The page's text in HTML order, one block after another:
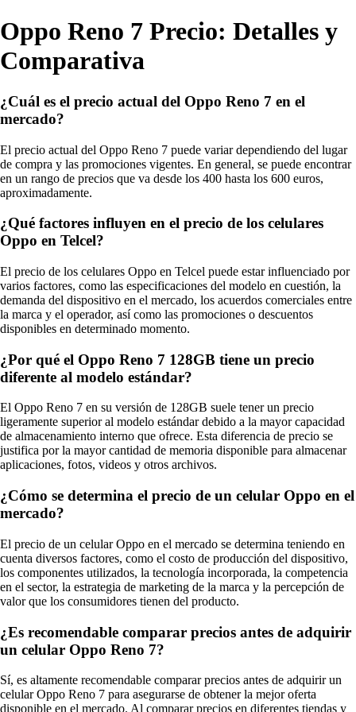
Oppo Reno 7 Precio: Detalles y
Comparativa
¿Cuál es el precio actual del Oppo Reno 7 en el
mercado?
El precio actual del Oppo Reno 7 puede variar dependiendo del lugar
de compra y las promociones vigentes. En general, se puede encontrar
en un rango de precios que va desde los 400 hasta los 600 euros,
aproximadamente.
¿Qué factores influyen en el precio de los celulares
Oppo en Telcel?
El precio de los celulares Oppo en Telcel puede estar influenciado por
varios factores, como las especificaciones del modelo en cuestión, la
demanda del dispositivo en el mercado, los acuerdos comerciales entre
la marca y el operador, así como las promociones o descuentos
disponibles en determinado momento.
¿Por qué el Oppo Reno 7 128GB tiene un precio
diferente al modelo estándar?
El Oppo Reno 7 en su versión de 128GB suele tener un precio
ligeramente superior al modelo estándar debido a la mayor capacidad
de almacenamiento interno que ofrece. Esta diferencia de precio se
justifica por la mayor cantidad de memoria disponible para almacenar
aplicaciones, fotos, videos y otros archivos.
¿Cómo se determina el precio de un celular Oppo en el
mercado?
El precio de un celular Oppo en el mercado se determina teniendo en
cuenta diversos factores, como el costo de producción del dispositivo,
los componentes utilizados, la tecnología incorporada, la competencia
en el sector, la estrategia de marketing de la marca y la percepción de
valor que los consumidores tienen del producto.
¿Es recomendable comparar precios antes de adquirir
un celular Oppo Reno 7?
Sí, es altamente recomendable comparar precios antes de adquirir un
celular Oppo Reno 7 para asegurarse de obtener la mejor oferta
disponible en el mercado. Al comparar precios en diferentes tiendas y